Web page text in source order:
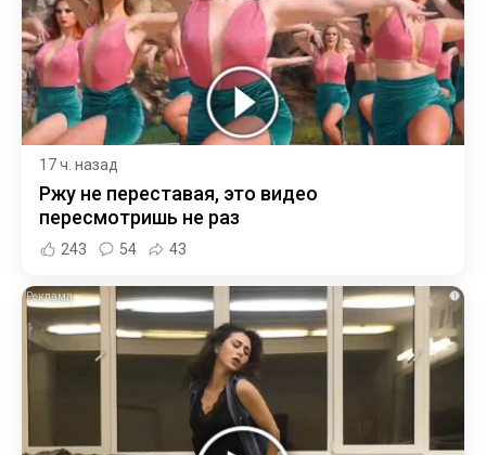
17 ч. назад
Ржу не переставая, это видео
пересмотришь не раз
243 54 43
i